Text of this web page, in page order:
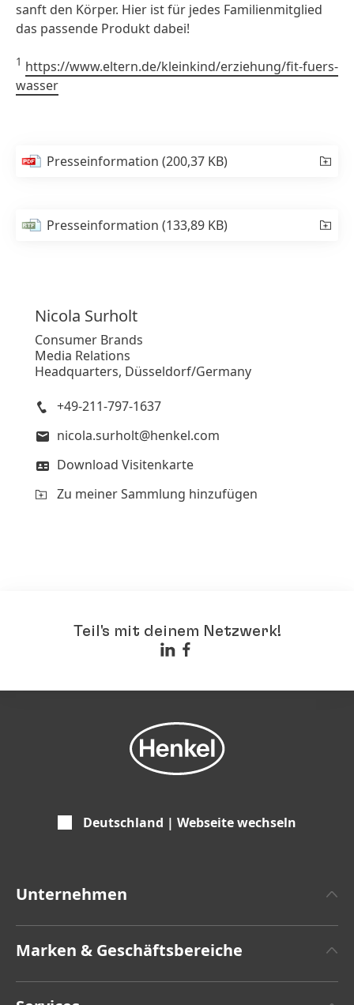
sanft den Körper. Hier ist für jedes Familienmitglied
das passende Produkt dabei!
1 https://www.eltern.de/kleinkind/erziehung/fit-fuers-
wasser
Presseinformation(200,37 KB)
Presseinformation(133,89 KB)
Nicola Surholt
Consumer Brands
Media Relations
Headquarters, Düsseldorf/Germany
+49-211-797-1637
nicola.surholt@henkel.com
Download Visitenkarte
Zu meiner Sammlung hinzufügen
Teil's mit deinem Netzwerk!
Deutschland | Webseite wechseln
Unternehmen
Marken & Geschäftsbereiche